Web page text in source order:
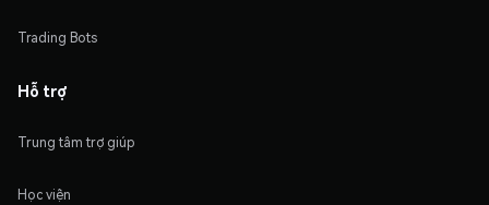
Trading Bots
Hỗ trợ
Trung tâm trợ giúp
Học viện